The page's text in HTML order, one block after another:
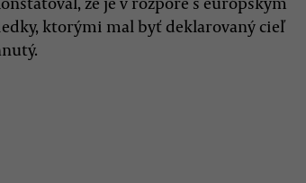
ktorými mal byť deklarovaný cieľ